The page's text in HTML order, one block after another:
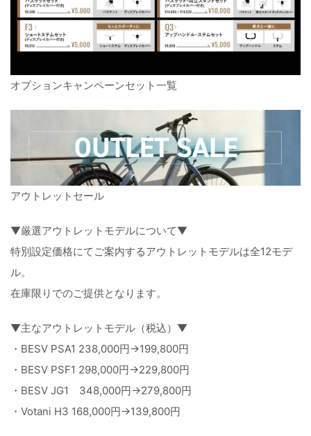
オプションキャンペーンセット一覧
アウトレットセール
▼厳選アウトレットモデルについて▼
特別設定価格にてご案内するアウトレットモデルは全12モデ
ル。
在庫限りでのご提供となります。
▼主なアウトレットモデル（税込）▼
・BESV PSA1 238,000円→199,800円
・BESV PSF1 298,000円→229,800円
・BESV JG1 348,000円→279,800円
・Votani H3 168,000円→139,800円